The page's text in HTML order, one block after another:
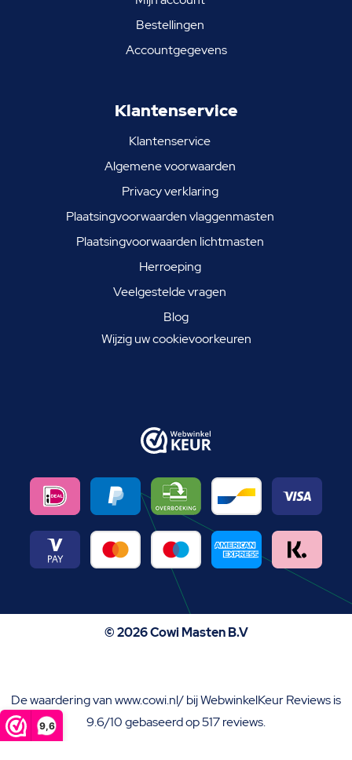
9,6
Bestellingen
Accountgegevens
Klantenservice
Klantenservice
Algemene voorwaarden
Privacy verklaring
Plaatsingvoorwaarden vlaggenmasten
Plaatsingvoorwaarden lichtmasten
Herroeping
Veelgestelde vragen
Blog
Wijzig uw cookievoorkeuren
© 2026 Cowi Masten B.V
De waardering van www.cowi.nl/ bijWebwinkelKeur Reviewsis
9.6/10 gebaseerd op 517 reviews.